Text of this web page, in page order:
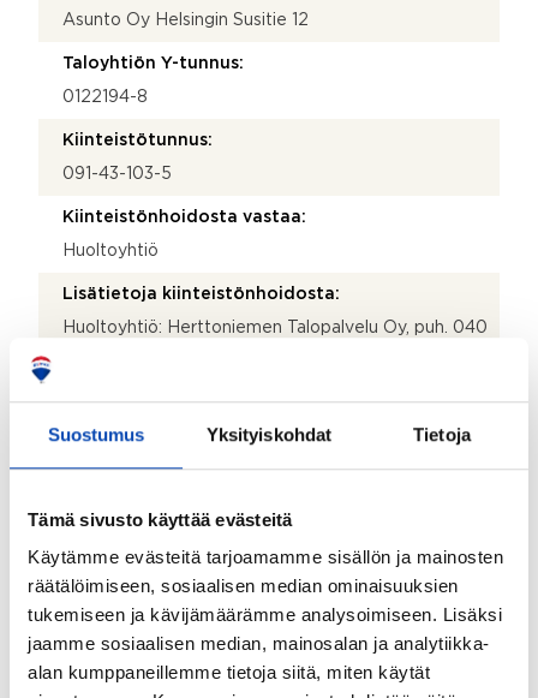
Suostumus Yksityiskohdat Tietoja
Tämä sivusto käyttää evästeitä
Käytämme evästeitä tarjoamamme sisällön ja mainosten
räätälöimiseen, sosiaalisen median ominaisuuksien
tukemiseen ja kävijämäärämme analysoimiseen. Lisäksi
jaamme sosiaalisen median, mainosalan ja analytiikka-
alan kumppaneillemme tietoja siitä, miten käytät
Asunto Oy Helsingin Susitie 12
Taloyhtiön Y-tunnus:
0122194-8
Kiinteistötunnus:
091-43-103-5
Kiinteistönhoidosta vastaa:
Huoltoyhtiö
Lisätietoja kiinteistönhoidosta:
Huoltoyhtiö: Herttoniemen Talopalvelu Oy, puh. 040
Timo Kykkänen
040 347 7000
Katuosoite:
Kolmas linja 18